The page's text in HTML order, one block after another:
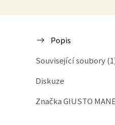
Popis
Související soubory
Diskuze
ZnačkaGIUSTO